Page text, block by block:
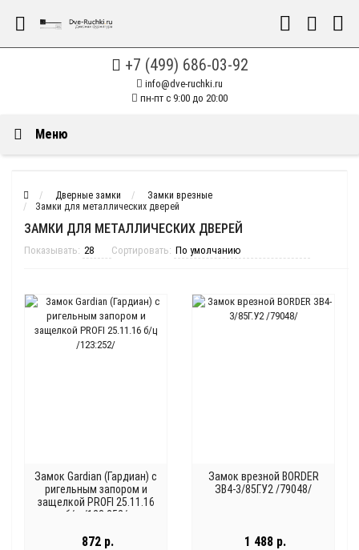
+7 (499) 686-03-92
info@dve-ruchki.ru
пн-пт с 9:00 до 20:00
Меню
Дверные замки
Замки врезные
Замки для металлических дверей
ЗАМКИ ДЛЯ МЕТАЛЛИЧЕСКИХ ДВЕРЕЙ
Показывать: Сортировать:
Замок Gardian (Гардиан) с
ригельным запором и
защелкой PROFI 25.11.16
б/ц /123:252/
872 р.
Замок врезной BORDER
ЗВ4-3/85Г.У2 /79048/
1 488 р.